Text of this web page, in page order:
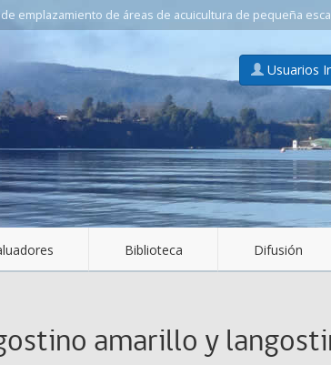
emplazamiento de áreas de acuicultura de pequeña
Usuarios
Biblioteca Difusión
amarillo y